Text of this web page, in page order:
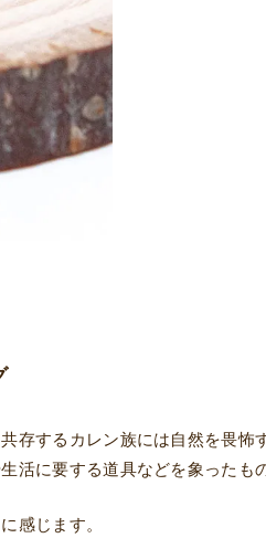
存するカレン族には自然を畏怖
に要する道具などを象ったも
感じます。